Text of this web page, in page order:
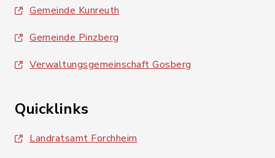
Gemeinde Kunreuth
Gemeinde Pinzberg
Verwaltungsgemeinschaft Gosberg
Quicklinks
Landratsamt Forchheim